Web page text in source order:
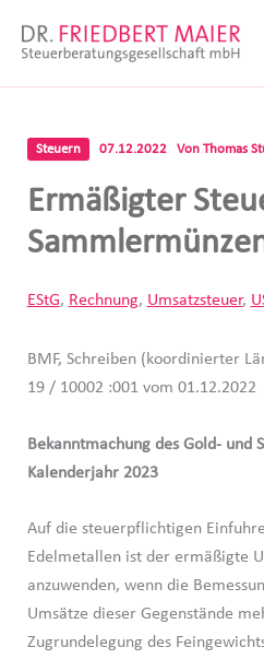
Inhalt
Steuern 07.12.2022 Von Thomas
Ermäßigter
EStG, Rechnung, Umsatzsteuer,
BMF, Schreiben (koordinierter
19 / 10002 :001 vom 01.12.2022
Bekanntmachung des Gold- und
Kalenderjahr 2023
Auf die steuerpflichtigen
Edelmetallen ist der ermäßigte
anzuwenden, wenn die
Umsätze dieser Gegenstände
Zugrundelegung des